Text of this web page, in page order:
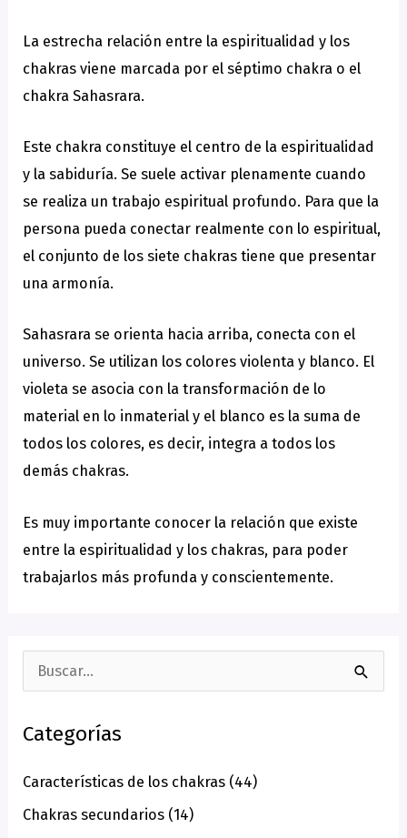
La estrecha relación entre la espiritualidad y los
chakras viene marcada por el séptimo chakra o el
chakra Sahasrara.
Este chakra constituye el centro de la espiritualidad
y la sabiduría. Se suele activar plenamente cuando
se realiza un trabajo espiritual profundo. Para que la
persona pueda conectar realmente con lo espiritual,
el conjunto de los siete chakras tiene que presentar
una armonía.
Sahasrara se orienta hacia arriba, conecta con el
universo. Se utilizan los colores violenta y blanco. El
violeta se asocia con la transformación de lo
material en lo inmaterial y el blanco es la suma de
todos los colores, es decir, integra a todos los
demás chakras.
Es muy importante conocer la relación que existe
entre la espiritualidad y los chakras, para poder
trabajarlos más profunda y conscientemente.
s
a
r
Categorías
Características de los chakras (44)
Chakras secundarios (14)